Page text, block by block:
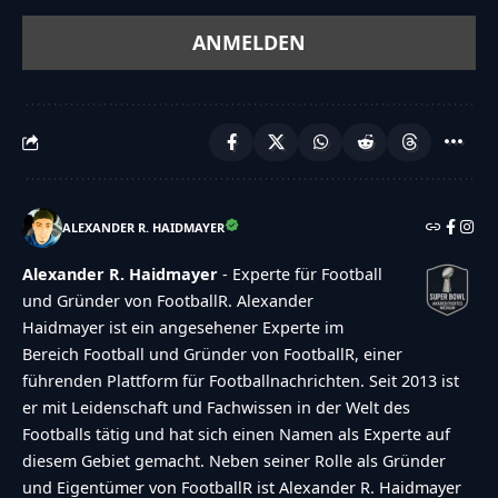
{"captcha":{"accessibility-alt":"Sound
icon","accessibility-title":"Accessibility option:
[STRONG]answer[\/STRONG] to what you hear.
Numbers or words:","explanation":"Click or
touch the
[STRONG]ANSWER[\/STRONG]","refresh-
alt":"Refresh\/reload icon","refresh-
title":"Refresh\/reload: get new images and
accessibility option!"},"buttons":
{"anonymous":"Anonym
in with Facebook","google":"Sign in with
Google"},"voting":{"poll-ended":"Die Zeit zum
ALEXANDER R. HAIDMAYER
Alexander R. Haidmayer - Experte für Football
und Gründer von FootballR. Alexander
Haidmayer ist ein angesehener Experte im
Bereich Football und Gründer von FootballR, einer
führenden Plattform für Footballnachrichten. Seit 2013 ist
er mit Leidenschaft und Fachwissen in der Welt des
Footballs tätig und hat sich einen Namen als Experte auf
diesem Gebiet gemacht. Neben seiner Rolle als Gründer
und Eigentümer von FootballR ist Alexander R. Haidmayer